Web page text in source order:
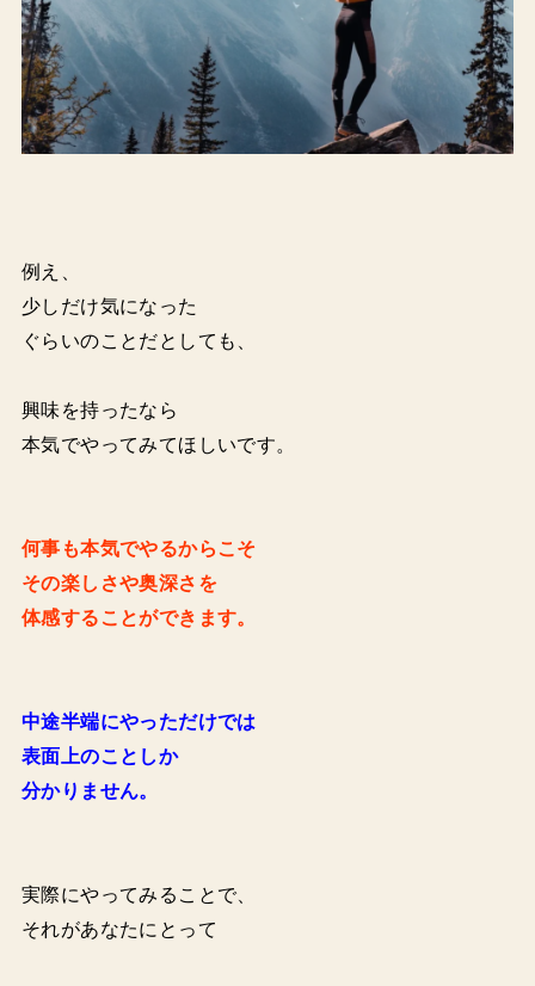
例え、
少しだけ気になった
ぐらいのことだとしても、
興味を持ったなら
本気でやってみてほしいです。
何事も本気でやるからこそ
その楽しさや奥深さを
体感することができます。
中途半端にやっただけでは
表面上のことしか
分かりません。
実際にやってみることで、
それがあなたにとって